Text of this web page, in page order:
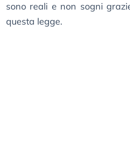
sono reali e non sogni
questa legge.